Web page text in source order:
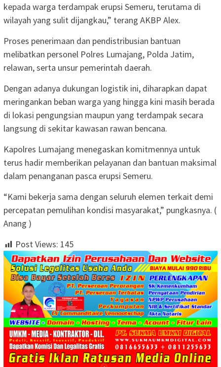
kepada warga terdampak erupsi Semeru, terutama di
wilayah yang sulit dijangkau,” terang AKBP Alex.
Proses penerimaan dan pendistribusian bantuan
melibatkan personel Polres Lumajang, Polda Jatim,
relawan, serta unsur pemerintah daerah.
Dengan adanya dukungan logistik ini, diharapkan dapat
meringankan beban warga yang hingga kini masih berada
di lokasi pengungsian maupun yang terdampak secara
langsung di sekitar kawasan rawan bencana.
Kapolres Lumajang menegaskan komitmennya untuk
terus hadir memberikan pelayanan dan bantuan maksimal
dalam penanganan pasca erupsi Semeru.
“Kami bekerja sama dengan seluruh elemen terkait demi
percepatan pemulihan kondisi masyarakat,” pungkasnya. (
Anang )
Post Views: 145